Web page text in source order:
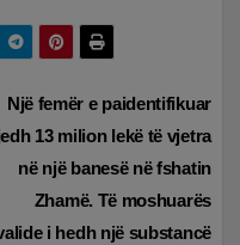
Një femër e paidentifikuar
13 milion lekë të vjetra
në një banesë në fshatin
Zhamë. Të moshuarës
i hedh një substancë